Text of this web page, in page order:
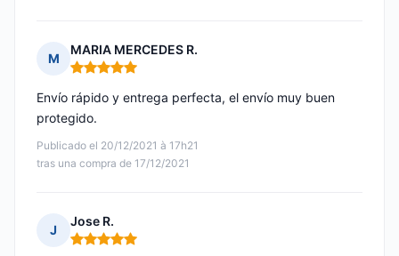
M
MARIA MERCEDES R.
Nota: 5 de 5
Publicado el 20/12/2021 à 17h21
tras una compra de 17/12/2021
Envío rápido y entrega perfecta, el envío muy buen
protegido.
J
Jose R.
Nota: 5 de 5